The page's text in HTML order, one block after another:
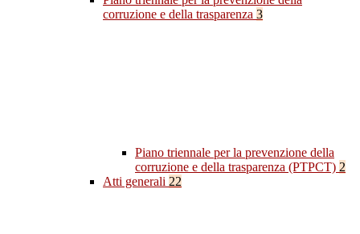
corruzione e della trasparenza 3
Piano triennale per la prevenzione della
corruzione e della trasparenza (PTPCT) 2
Atti generali 22